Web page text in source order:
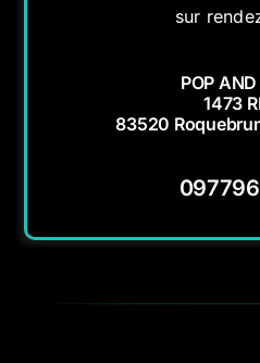
sur
POP
1473
83520